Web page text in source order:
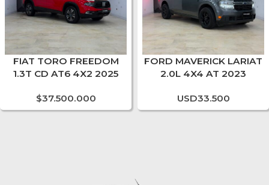
FIAT TORO FREEDOM
1.3T CD AT6 4X2 2025
$37.500.000
FORD MAVERICK LARIAT
2.0L 4X4 AT 2023
USD33.500